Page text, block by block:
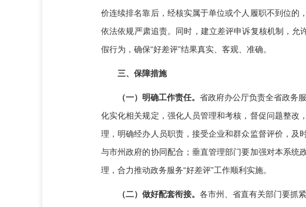
价连续排名靠后，经核实属于单位或个人履职不到位的
依法依规严肃追责。同时，建立差评申诉复核机制，允
假行为，确保“好差评”结果真实、客观、准确。
三、保障措施
（一）明确工作责任。 省政府办公厅负责全省政务
化实化相关规定，强化人员管理和考核，督促问题整改
理，明确经办人员职责，接受企业和群众监督评价，及
与市州政府的协同配合；垂直管理部门要加强对本系统
理，合力推动政务服务“好差评”工作顺利实施。
（二）做好配套衔接。 各市州、省直有关部门要抓